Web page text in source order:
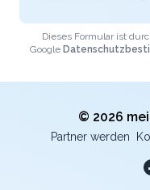
Dieses Formular ist
Google
© 2026
Partner werden